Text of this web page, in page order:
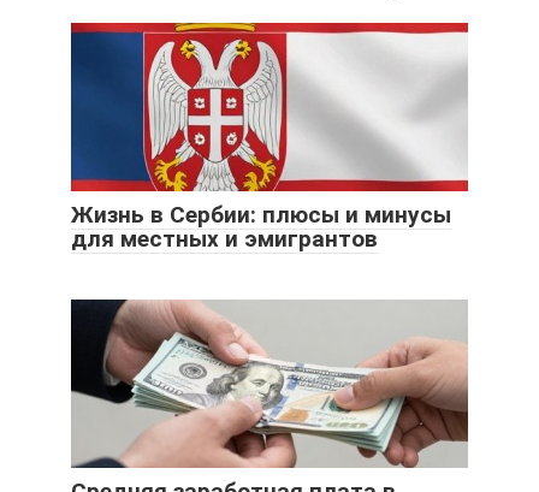
Жизнь в Сербии: плюсы и минусы
для местных и эмигрантов